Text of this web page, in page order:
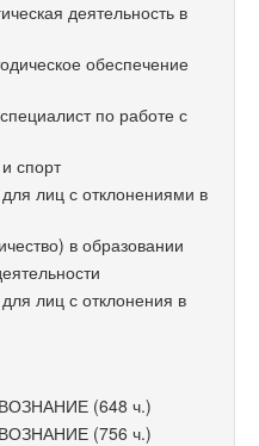
деятельность в
обеспечение
по работе с
спорт
лиц с отклонениями в
в образовании
лиц с отклонения в
(648 ч.)
(756 ч.)